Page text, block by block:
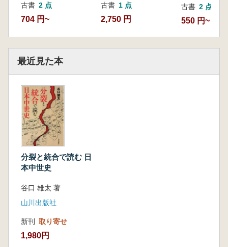
古書 2 点
704 円~
古書 1 点
2,750 円
古書 2 点
550 円~
最近見た本
分裂と統合で読む 日
本中世史
谷口 雄太 著
山川出版社
新刊 取り寄せ
1,980円